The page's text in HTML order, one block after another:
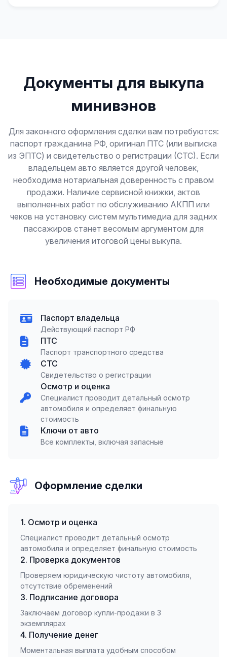
Документы для выкупа
минивэнов
Для законного оформления сделки вам потребуются:
паспорт гражданина РФ, оригинал ПТС (или выписка
из ЭПТС) и свидетельство о регистрации (СТС). Если
владельцем авто является другой человек,
необходима нотариальная доверенность с правом
продажи. Наличие сервисной книжки, актов
выполненных работ по обслуживанию АКПП или
чеков на установку систем мультимедиа для задних
пассажиров станет весомым аргументом для
увеличения итоговой цены выкупа.
Необходимые документы
Паспорт владельца
Действующий паспорт РФ
ПТС
Паспорт транспортного средства
СТС
Свидетельство о регистрации
Осмотр и оценка
Специалист проводит детальный осмотр
автомобиля и определяет финальную
стоимость
Ключи от авто
Все комплекты, включая запасные
Оформление сделки
1. Осмотр и оценка
Специалист проводит детальный осмотр
автомобиля и определяет финальную стоимость
2. Проверка документов
Проверяем юридическую чистоту автомобиля,
отсутствие обременений
3. Подписание договора
Заключаем договор купли-продажи в 3
экземплярах
4. Получение денег
Моментальная выплата удобным способом